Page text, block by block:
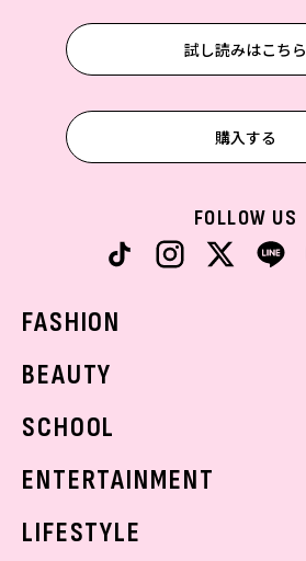
試し読みはこちら
購入する
FOLLOW US
FASHION
着回し
BEAUTY
ベストコスメ
SCHOOL
学校ヘアメイク
ENTERTAINMENT
LIFESTYLE